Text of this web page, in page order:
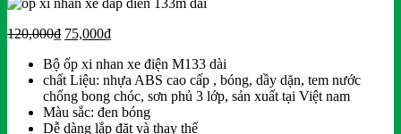
120,000₫ Giá
là:
120,000₫.
75,000₫Giá
tại
là:
75,000₫.
Bộ ốp xi nhan xe điện M133 dài
chất Liệu: nhựa ABS cao cấp , bóng, dầy dặn, tem nước
chống bong chóc, sơn phủ 3 lớp, sản xuất tại Việt nam
Màu sắc: đen bóng
Dễ dàng lắp đặt và thay thế